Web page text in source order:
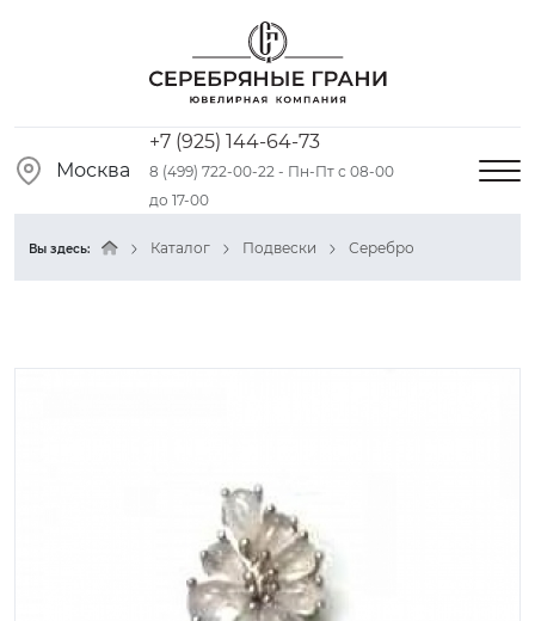
Москва
+7 (925) 144-64-73
8 (499) 722-00-22 - Пн-Пт с 08-00
до 17-00
Вы здесь: Каталог Подвески Серебро